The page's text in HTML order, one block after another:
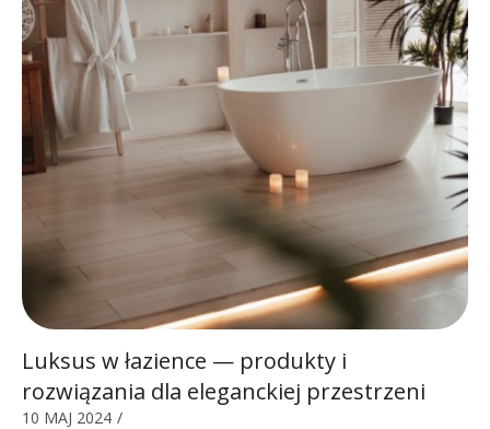
Luksus w łazience — produkty i
rozwiązania dla eleganckiej przestrzeni
10 MAJ 2024 /